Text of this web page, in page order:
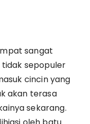
sangat
tidak sepopuler
cincin yang
akan terasa
sekarang.